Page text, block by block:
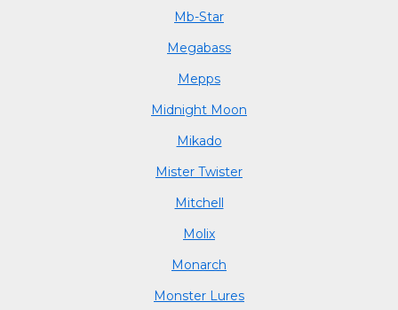
Mb-Star
Megabass
Mepps
Midnight Moon
Mikado
Mister Twister
Mitchell
Molix
Monarch
Monster Lures